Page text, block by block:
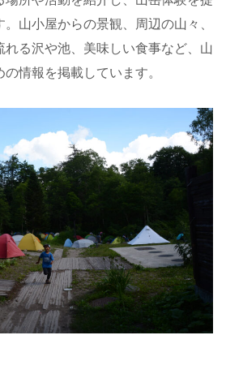
山小屋からの景観、周辺の山々、
れる沢や池、美味しい食事など、山
情報を掲載しています。